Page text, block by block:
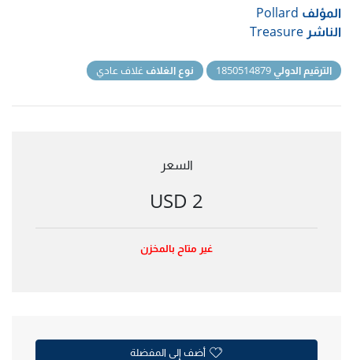
المؤلف Pollard
الناشر Treasure
الترقيم الدولي نوع الغلاف غلاف عادي
السعر
2 USD
غير متاح بالمخزن
أضف إلى المفضلة